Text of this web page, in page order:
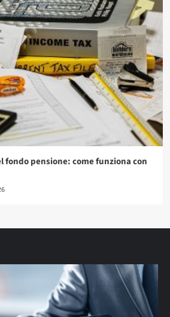
fondo pensione: come funziona con